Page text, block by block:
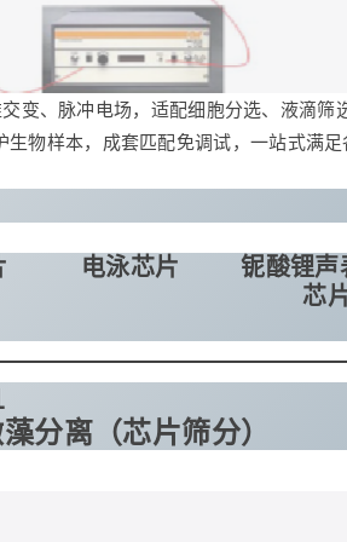
变、脉冲电场，适配细胞分选、液滴筛
物样本，成套匹配免调试，一站式满足
电泳芯片
铌酸锂声
芯
分离（芯片筛分）